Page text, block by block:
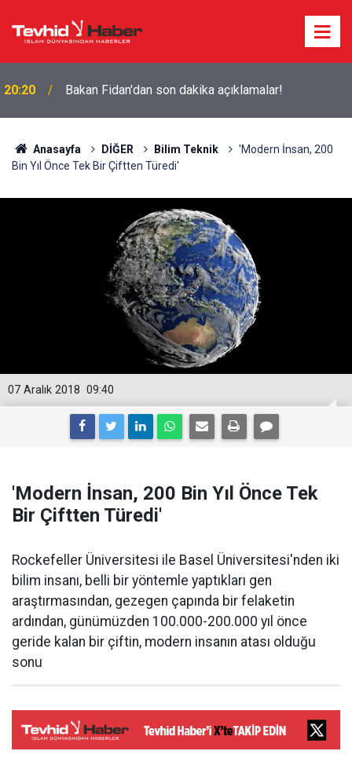
20:20 Bakan Fidan'dan son dakika açıklamalar!
Anasayfa DİĞER Bilim Teknik
'Modern İnsan, 200
Bin Yıl Önce Tek Bir Çiftten Türedi'
09:40
07 Aralık 2018
'Modern İnsan, 200 Bin Yıl Önce Tek
Bir Çiftten Türedi'
Rockefeller Üniversitesi ile Basel Üniversitesi'nden iki
bilim insanı, belli bir yöntemle yaptıkları gen
araştırmasından, gezegen çapında bir felaketin
ardından, günümüzden 100.000-200.000 yıl önce
geride kalan bir çiftin, modern insanın atası olduğu
sonu